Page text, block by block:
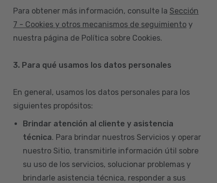
Para obtener más información, consulte la Sección
7 - Cookies y otros mecanismos de seguimiento y
nuestra página de Política sobre Cookies.
3. Para qué usamos los datos personales
En general, usamos los datos personales para los
siguientes propósitos:
Brindar atención al cliente y asistencia
técnica. Para brindar nuestros Servicios y operar
nuestro Sitio, transmitirle información útil sobre
su uso de los servicios, solucionar problemas y
brindarle asistencia técnica, responder a sus